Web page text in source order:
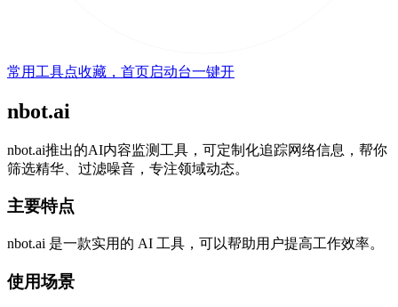
常用工具点收藏，首页启动台一键开
nbot.ai
nbot.ai推出的AI内容监测工具，可定制化追踪网络信息，帮你
筛选精华、过滤噪音，专注领域动态。
主要特点
nbot.ai 是一款实用的 AI 工具，可以帮助用户提高工作效率。
使用场景